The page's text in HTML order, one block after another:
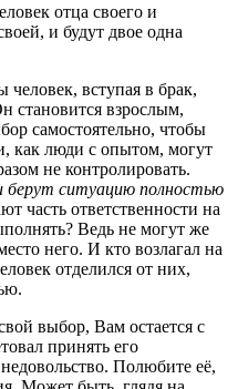
отца своего и
и будут двое одна
человек, вступая в брак,
становится взрослым,
самостоятельно, чтобы
как люди с опытом, могут
не контролировать.
берут ситуацию полностью
часть ответственности на
Ведь не могут же
него. И кто возлагал на
отделился от них,
выбор, Вам остается с
принять его
Полюбите её,